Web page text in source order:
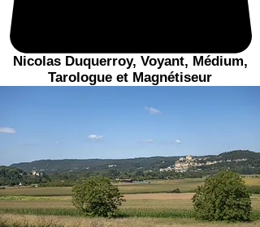
Nicolas Duquerroy, Voyant, Médium,
Tarologue et Magnétiseur